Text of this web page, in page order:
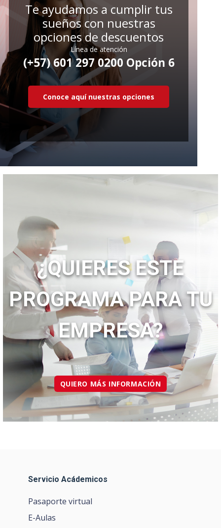
Te ayudamos a cumplir tus
sueños con nuestras
opciones de descuentos
Línea de atención
(+57) 601 297 0200 Opción 6
Conoce aquí nuestras opciones
¿QUIERES ESTE
PROGRAMA PARA TU
EMPRESA?
QUIERO MÁS INFORMACIÓN
Servicio Acádemicos
Pasaporte virtual
E-Aulas